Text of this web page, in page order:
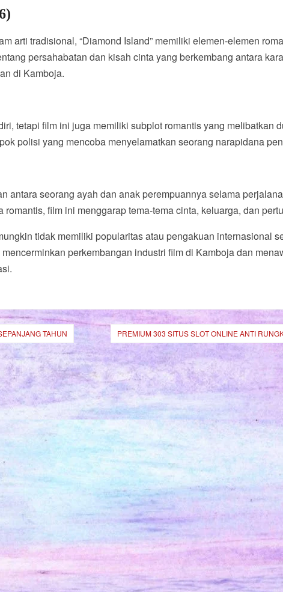
arti tradisional, “Diamond Island” memiliki elemen-elemen
persahabatan dan kisah cinta yang berkembang antara
di Kamboja.
tetapi film ini juga memiliki subplot romantis yang melibatkan
polisi yang mencoba menyelamatkan seorang narapidana
antara seorang ayah dan anak perempuannya selama
film ini menggarap tema-tema cinta, keluarga, dan
tidak memiliki popularitas atau pengakuan internasional
perkembangan industri film di Kamboja dan
TAHUN PREMIUM 303 SITUS SLOT ONLINE ANTI